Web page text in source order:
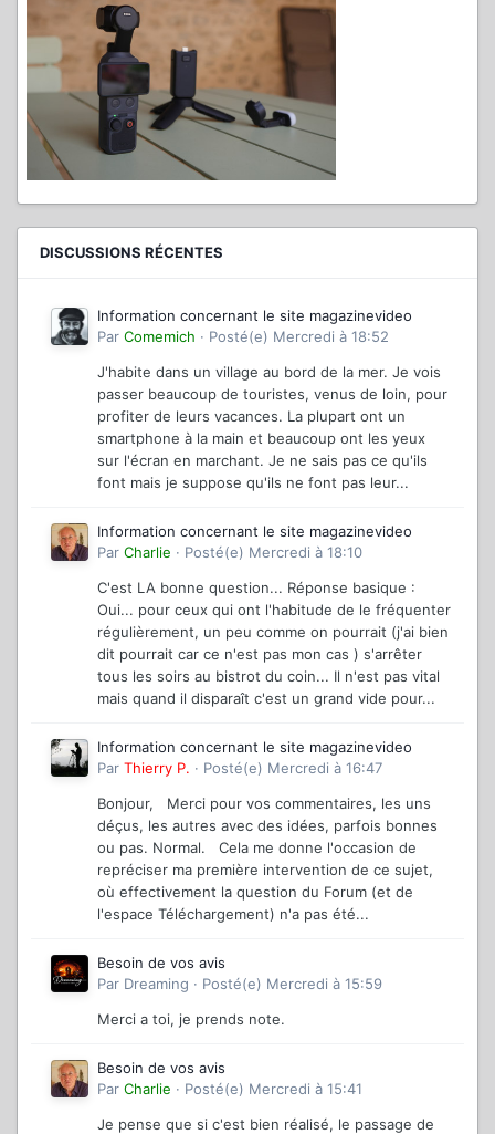
DISCUSSIONS RÉCENTES
Information concernant le site magazinevideo
Par Comemich · Posté(e) Mercredi à 18:52
J'habite dans un village au bord de la mer. Je vois
passer beaucoup de touristes, venus de loin, pour
profiter de leurs vacances. La plupart ont un
smartphone à la main et beaucoup ont les yeux
sur l'écran en marchant. Je ne sais pas ce qu'ils
font mais je suppose qu'ils ne font pas leur...
Information concernant le site magazinevideo
Par Charlie · Posté(e) Mercredi à 18:10
C'est LA bonne question... Réponse basique :
Oui... pour ceux qui ont l'habitude de le fréquenter
régulièrement, un peu comme on pourrait (j'ai bien
dit pourrait car ce n'est pas mon cas ) s'arrêter
tous les soirs au bistrot du coin... Il n'est pas vital
mais quand il disparaît c'est un grand vide pour...
Information concernant le site magazinevideo
Par Thierry P. · Posté(e) Mercredi à 16:47
Bonjour, Merci pour vos commentaires, les uns
déçus, les autres avec des idées, parfois bonnes
ou pas. Normal. Cela me donne l'occasion de
repréciser ma première intervention de ce sujet,
où effectivement la question du Forum (et de
l'espace Téléchargement) n'a pas été...
Besoin de vos avis
Par Dreaming · Posté(e) Mercredi à 15:59
Merci a toi, je prends note.
Besoin de vos avis
Par Charlie · Posté(e) Mercredi à 15:41
Je pense que si c'est bien réalisé, le passage de